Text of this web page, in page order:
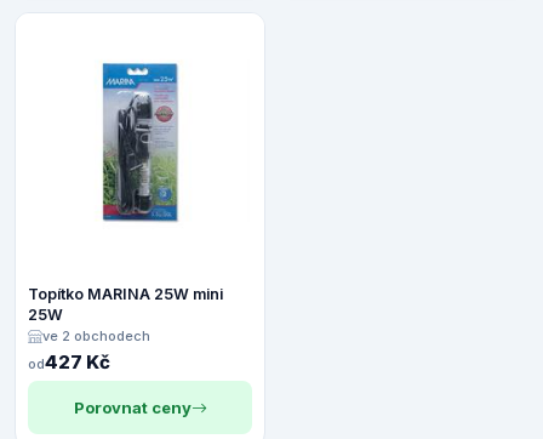
Topítko MARINA 25W mini
25W
ve 2 obchodech
od427 Kč
Porovnat ceny